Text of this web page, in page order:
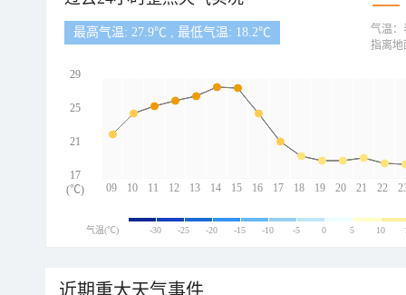
最高气温: 27.9℃ , 最低气温: 18.2℃
09 10 11 12 13 14 15 16 17 18 19 20 21 22
29
25
21
17
(℃)
气温：
指离地
气温(℃) -30 -25 -20 -15 -10 -5 0 5 10
近期重大天气事件